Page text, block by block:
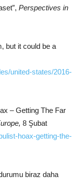
Perspectives in
but it could be a
united-states/2016-
– Getting The Far
8 Şubat
hoax-getting-the-
biraz daha